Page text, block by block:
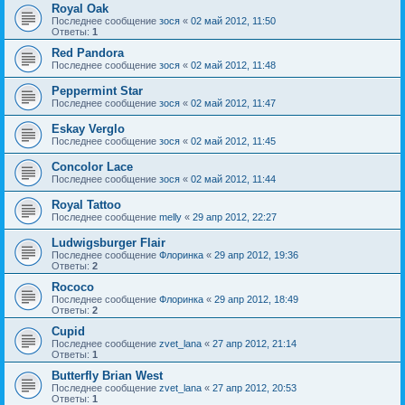
Royal Oak
Последнее сообщение зося « 02 май 2012, 11:50
Ответы: 1
Red Pandora
Последнее сообщение зося « 02 май 2012, 11:48
Peppermint Star
Последнее сообщение зося « 02 май 2012, 11:47
Eskay Verglo
Последнее сообщение зося « 02 май 2012, 11:45
Concolor Lace
Последнее сообщение зося « 02 май 2012, 11:44
Royal Tattoo
Последнее сообщение melly « 29 апр 2012, 22:27
Ludwigsburger Flair
Последнее сообщение Флоринка « 29 апр 2012, 19:36
Ответы: 2
Rococo
Последнее сообщение Флоринка « 29 апр 2012, 18:49
Ответы: 2
Cupid
Последнее сообщение zvet_lana « 27 апр 2012, 21:14
Ответы: 1
Butterfly Brian West
Последнее сообщение zvet_lana « 27 апр 2012, 20:53
Ответы: 1